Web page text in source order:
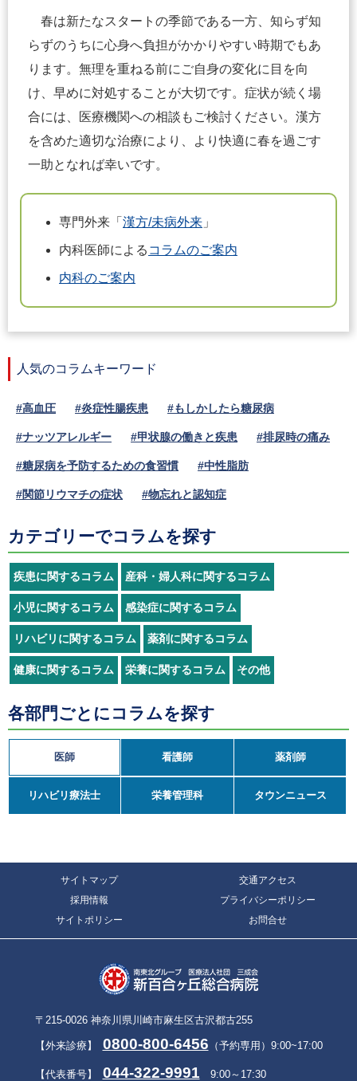
春は新たなスタートの季節である一方、知らず知
らずのうちに心身へ負担がかかりやすい時期でもあ
ります。無理を重ねる前にご自身の変化に目を向
け、早めに対処することが大切です。症状が続く場
合には、医療機関への相談もご検討ください。漢方
を含めた適切な治療により、より快適に春を過ごす
一助となれば幸いです。
専門外来「 漢方/未病外来 」
内科医師による コラムのご案内
内科のご案内
人気のコラムキーワード
#高血圧 #炎症性腸疾患 #もしかしたら糖尿病
#ナッツアレルギー #甲状腺の働きと疾患 #排尿時の痛み
#糖尿病を予防するための食習慣 #中性脂肪
#関節リウマチの症状 #物忘れと認知症
カテゴリーでコラムを探す
疾患に関するコラム 産科・婦人科に関するコラム
小児に関するコラム 感染症に関するコラム
リハビリに関するコラム 薬剤に関するコラム
健康に関するコラム 栄養に関するコラム その他
各部門ごとにコラムを探す
医師 看護師 薬剤師
リハビリ療法士 栄養管理科 タウンニュース
サイトマップ 交通アクセス
採用情報 プライバシーポリシー
サイトポリシー お問合せ
〒215-0026 神奈川県川崎市麻生区古沢都古255
【外来診療】 0800-800-6456 （予約専用）9:00~17:00
【代表番号】 044-322-9991 9:00～17:30